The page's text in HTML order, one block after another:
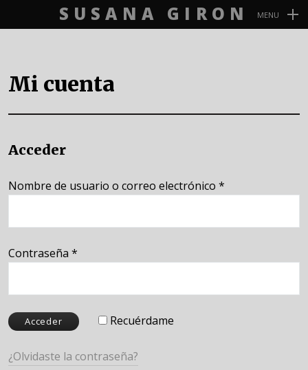
SUSANA GIRON MENU
Mi cuenta
Acceder
Nombre de usuario o correo electrónico *
Contraseña *
Recuérdame
¿Olvidaste la contraseña?